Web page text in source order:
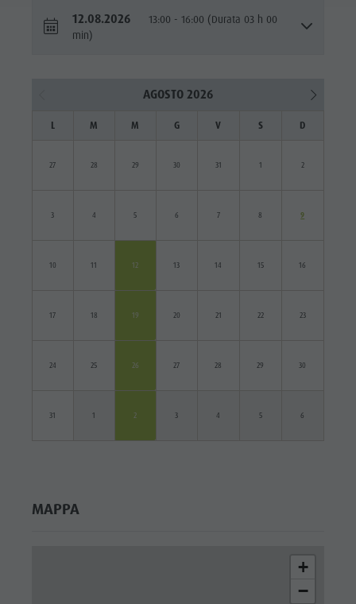
12.08.2026
13:00 - 16:00 (Durata 03 h 00
min)
AGOSTO 2026
L M M G V S D
27 28 29 30 31 1 2
3 4 5 6 7 8 9
10 11 12 13 14 15 16
17 18 19 20 21 22 23
24 25 26 27 28 29 30
31 1 2 3 4 5 6
MAPPA
+
−